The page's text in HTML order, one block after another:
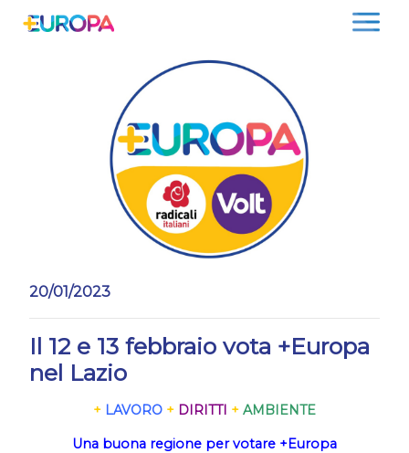
20/01/2023
Il 12 e 13 febbraio vota +Europa
nel Lazio
+ LAVORO + DIRITTI + AMBIENTE
Una buona regione per votare +Europa